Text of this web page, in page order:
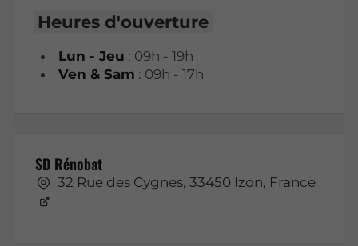
Heures d'ouverture
Lun - Jeu : 09h - 19h
Ven & Sam : 09h - 17h
SD Rénobat
32 Rue des Cygnes, 33450 Izon, France